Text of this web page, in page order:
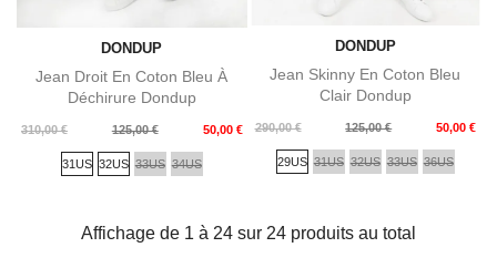
DONDUP
Jean Droit En Coton Bleu À
Déchirure Dondup
310,00 €
Prix
125,00 € 50,00 €
Prix
31US 32US 33US 34US
DONDUP
Jean Skinny En Coton Bleu
Clair Dondup
290,00 €
Prix
base
125,00 € 50,00 €
Prix
29US 31US 32US 33US 36US
Affichage de 1 à 24 sur 24 produits au total